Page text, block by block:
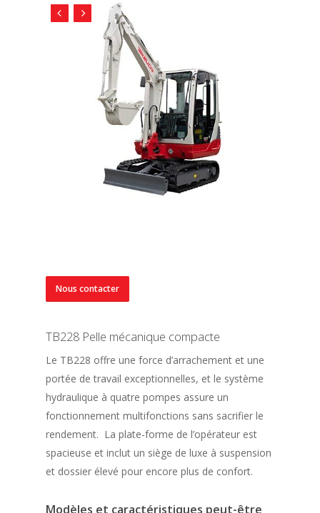
Nous contacter
TB228 Pelle mécanique compacte
Le TB228 offre une force d’arrachement et une
portée de travail exceptionnelles, et le système
hydraulique à quatre pompes assure un
fonctionnement multifonctions sans sacrifier le
rendement. La plate-forme de l’opérateur est
spacieuse et inclut un siège de luxe à suspension
et dossier élevé pour encore plus de confort.
Modèles et caractéristiques peut-être